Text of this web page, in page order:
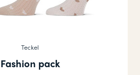
Teckel
Fashion pack